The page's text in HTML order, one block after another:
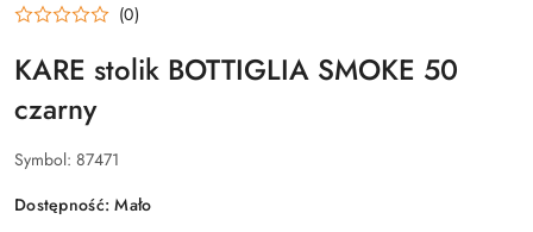
(0)
KARE stolik BOTTIGLIA SMOKE 50
czarny
Symbol: 87471
Dostępność:Mało